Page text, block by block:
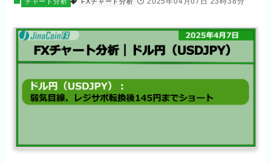
チャート分析 FXチャート分析